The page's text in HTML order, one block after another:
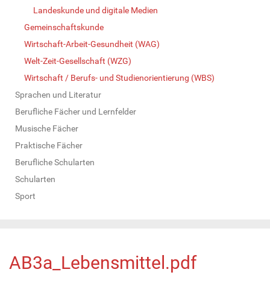
Landeskunde und digitale Medien
Gemeinschaftskunde
Wirtschaft-Arbeit-Gesundheit (WAG)
Welt-Zeit-Gesellschaft (WZG)
Wirtschaft / Berufs- und Studienorientierung (WBS)
Sprachen und Literatur
Berufliche Fächer und Lernfelder
Musische Fächer
Praktische Fächer
Berufliche Schularten
Schularten
Sport
AB3a_Lebensmittel.pdf